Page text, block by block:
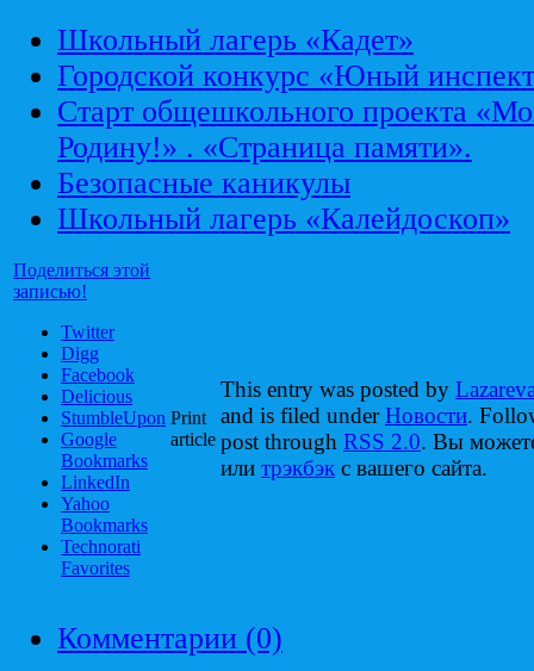
Школьный лагерь «Кадет»
Городской конкурс «Юный
Старт общешкольного проекта
Родину!» . «Страница памяти».
Безопасные каникулы
Школьный лагерь «Калейдоскоп»
Поделиться этой
записью!
Twitter
Digg
Facebook
Delicious
StumbleUpon
Google
Bookmarks
LinkedIn
Yahoo
Bookmarks
Technorati
Favorites
Print
article
This entry was posted by
and is filed underНовости.
post through RSS 2.0. Вы
или трэкбэк с вашего сайта.
Комментарии (0)